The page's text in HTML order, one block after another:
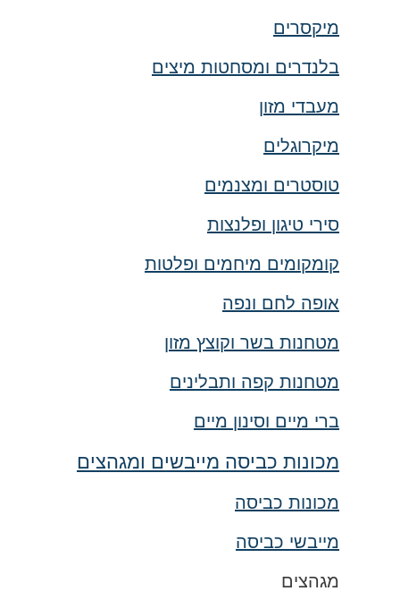
מיקסרים
בלנדרים ומסחטות מיצים
מעבדי מזון
מיקרוגלים
טוסטרים ומצנמים
סירי טיגון ופלנצות
קומקומים מיחמים ופלטות
אופה לחם ונפה
מטחנות בשר וקוצץ מזון
מטחנות קפה ותבלינים
ברי מיים וסינון מיים
מכונות כביסה מייבשים ומגהצים
מכונות כביסה
מייבשי כביסה
מגהצים